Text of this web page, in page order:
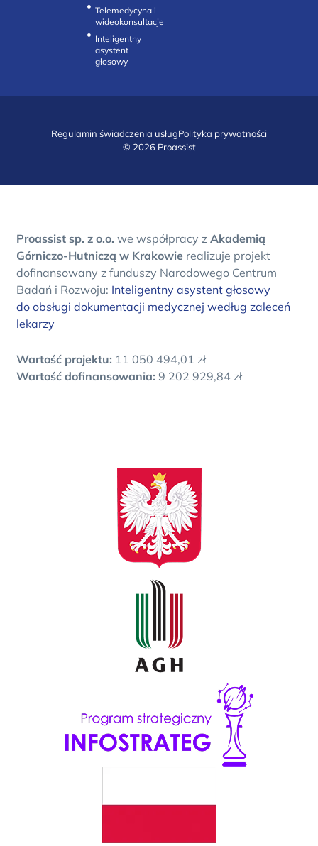
Telemedycyna i
wideokonsultacje‎
Inteligentny
asystent
głosowy
Regulamin świadczenia usługPolityka prywatności
© 2026 Proassist
Proassist sp. z o.o. we współpracy z Akademią
Górniczo-Hutniczą w Krakowie realizuje projekt
dofinansowany z funduszy Narodowego Centrum
Badań i Rozwoju: Inteligentny asystent głosowy
do obsługi dokumentacji medycznej według zaleceń
lekarzy
Wartość projektu: 11 050 494,01 zł
Wartość dofinansowania: 9 202 929,84 zł